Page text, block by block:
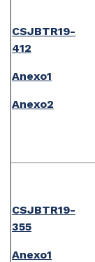
CSJBTR19-
412
Anexo1
Anexo2
CSJBTR19-
355
Anexo1